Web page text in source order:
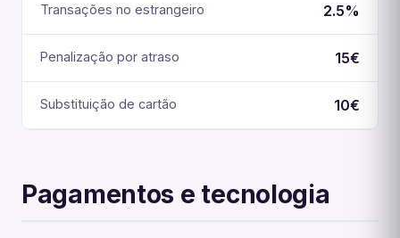
Transações no estrangeiro 2.5%
Penalização por atraso 15€
Substituição de cartão 10€
Pagamentos e tecnologia